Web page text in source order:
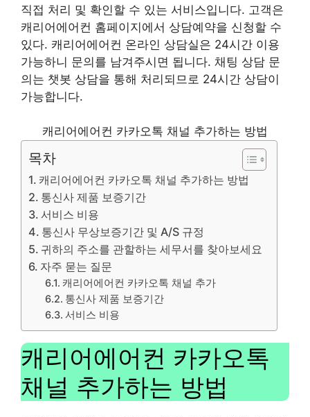
직접 처리 및 확인할 수 있는 서비스입니다. 고객은
캐리어에어컨 홈페이지에서 상담예약을 신청할 수
있다. 캐리어에어컨 온라인 상담실은 24시간 이용
가능하니 문의를 남겨주시면 됩니다. 채팅 상담 문
의는 챗봇 상담을 통해 처리되므로 24시간 상담이
가능합니다.
캐리어에어컨 카카오톡 채널 추가하는 방법
목차
캐리어에어컨 카카오톡 채널 추가하는 방법
통신사 제품 보증기간
서비스 비용
통신사 무상보증기간 및 A/S 규정
귀하의 주소를 관할하는 세무서를 찾아보세요
자주 묻는 질문
캐리어에어컨 카카오톡 채널 추가
통신사 제품 보증기간
서비스 비용
캐리어에어컨 카카오톡
채널 추가하는 방법